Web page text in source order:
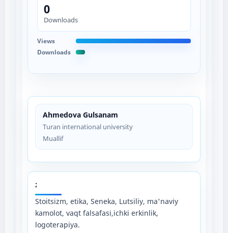
Ahmedova Gulsanam
Turan international university
Muallif
;
Stoitsizm, etika, Seneka, Lutsiliy, ma'naviy
kamolot, vaqt falsafasi,ichki erkinlik,
logoterapiya.
0
Downloads
Views
Downloads